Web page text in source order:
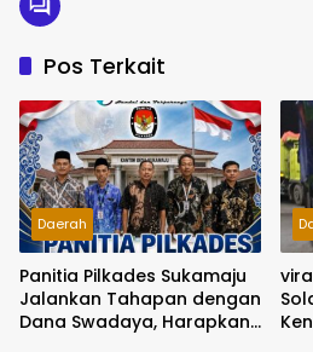
Pos Terkait
Daerah
Panitia Pilkades Sukamaju
Jalankan Tahapan dengan
Dana Swadaya, Harapkan